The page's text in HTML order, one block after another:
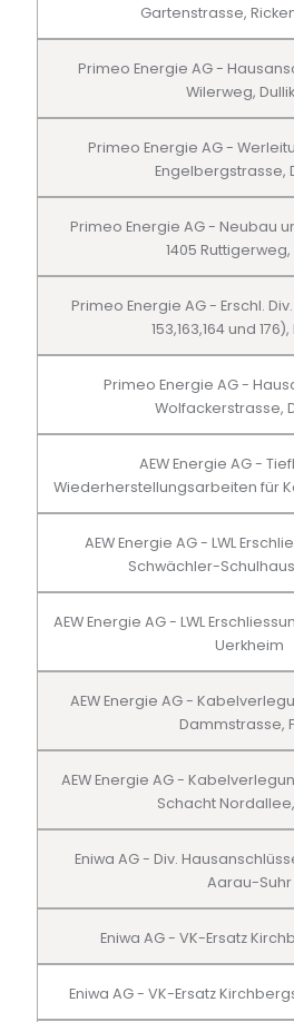
Gartenstrasse,
Primeo Energie AG -
Wilerweg,
Primeo Energie AG -
Engelbergstrasse,
Primeo Energie AG - Neubau
1405
Primeo Energie AG - Erschl.
153,163,164 und
Primeo Energie AG -
Wolfackerstrasse,
AEW Energie AG -
Wiederherstellungsarbeiten für
AEW Energie AG - LWL
Schwächler-
AEW Energie AG - LWL
Uerkheim
AEW Energie AG -
Dammstrasse,
AEW Energie AG -
Schacht
Eniwa AG - Div.
Aarau-Suhr
Eniwa AG - VK-Ersatz
Eniwa AG - VK-Ersatz